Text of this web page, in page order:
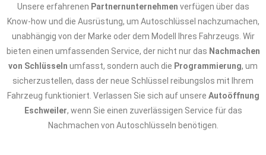
Unsere erfahrenen Partnernunternehmen verfügen über das
Know-how und die Ausrüstung, um Autoschlüssel nachzumachen,
unabhängig von der Marke oder dem Modell Ihres Fahrzeugs. Wir
bieten einen umfassenden Service, der nicht nur das Nachmachen
von Schlüsseln umfasst, sondern auch die Programmierung, um
sicherzustellen, dass der neue Schlüssel reibungslos mit Ihrem
Fahrzeug funktioniert. Verlassen Sie sich auf unsere Autoöffnung
Eschweiler, wenn Sie einen zuverlässigen Service für das
Nachmachen von Autoschlüsseln benötigen.